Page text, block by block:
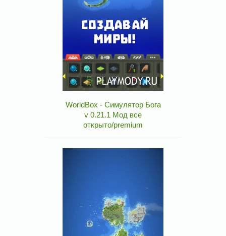
WorldBox - Симулятор Бога
v 0.21.1 Мод все
открыто/premium